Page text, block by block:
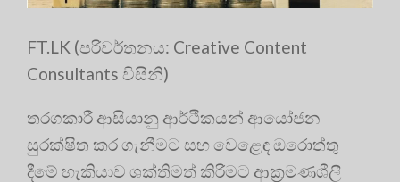
FT.LK (පරිවර්තනය: Creative Content
Consultants විසිනි)
තරගකාරී ආසියානු ආර්ථිකයන් ආයෝජන
සුරක්ෂිත කර ගැනීමට සහ වෙළෙඳ ඔරොත්තු
දීමේ හැකියාව ශක්තිමත් කිරීමට ආක්‍රමණශීලී